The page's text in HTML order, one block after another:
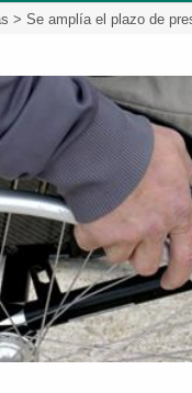
>Se amplía el plazo de